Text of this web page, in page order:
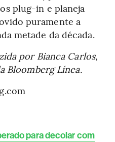
plug-in e planeja
puramente a
metade da década.
por Bianca Carlos,
Bloomberg Línea.
para decolar com